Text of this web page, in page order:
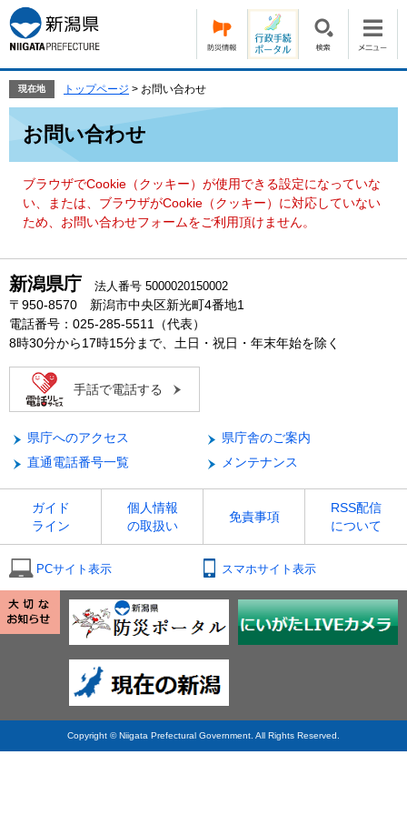
ー
ジ
の
頭
す。
ニ
ュ
ー
飛
て
現在地 トップページ > お問い合わせ
お問い合わせ
ブラウザでCookie（クッキー）が使用できる設定になっていな
い、または、ブラウザがCookie（クッキー）に対応していない
ため、お問い合わせフォームをご利用頂けません。
新潟県庁 法人番号 5000020150002
〒950-8570 新潟市中央区新光町4番地1
電話番号：025-285-5511（代表）
8時30分から17時15分まで、土日・祝日・年末年始を除く
手話で電話する
県庁へのアクセス
県庁舎のご案内
直通電話番号一覧
メンテナンス
ガイド
ライン
個人情報
の取扱い
免責事項
RSS配信
について
PCサイト表示 スマホサイト表示
Copyright © Niigata Prefectural Government. All Rights Reserved.